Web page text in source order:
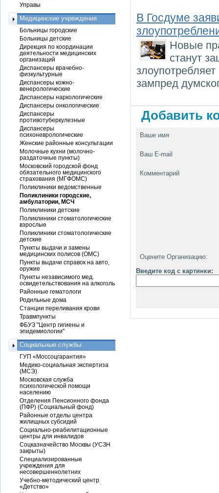
В Госдуме
Новые
станут
зампред
Добавить
Ваше имя
Ваш E-mail
Комментарий
Оцените Организацию:
Введите код с картинки:
Управы
Медицинские учреждения
Больницы городские
Больницы детские
Дирекция по координации
деятельности медицинских
организаций
Диспансеры врачебно-
физкультурные
Диспансеры кожно-
венерологические
Диспансеры наркологические
Диспансеры онкологические
Диспансеры
противотуберкулезные
Диспансеры
психоневрологические
Женские районные консультации
Молочные кухни (молочно-
раздаточные пункты)
Московский городской фонд
обязательного медицинского
страхования (МГФОМС)
Поликлиники ведомственные
Поликлиники городские,
амбулатории, МСЧ
Поликлиники детские
Поликлиники стоматологические
взрослые
Поликлиники стоматологические
детские
Пункты выдачи и замены
медицинских полисов (ОМС)
Пункты выдачи справок на авто,
оружие
Пункты независимого мед.
освидетельствования на алкоголь
Районные гематологи
Родильные дома
Станции переливания крови
Травмпункты
ФБУЗ "Центр гигиены и
эпидемиологии"
Социальные службы
ГУП «Моссоцгарантия»
Медико-социальная экспертиза
(МСЭ)
Московская служба
психологической помощи
населению
Отделения Пенсионного фонда
(ПФР) (Социальный фонд)
Районные отделы центра
жилищных субсидий
Социально-реабилитационные
центры для инвалидов
Соцказначейство Москвы (УСЗН
закрыты)
Специализированные
учреждения для
несовершеннолетних
Учебно-методический центр
«Детство»